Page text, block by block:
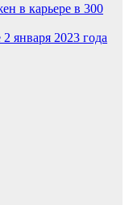
в карьере в 300
января 2023 года